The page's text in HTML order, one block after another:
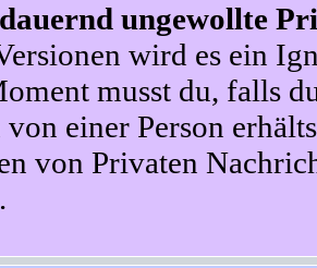
ungewollte
wird es ein
musst du, falls
einer Person
von Privaten